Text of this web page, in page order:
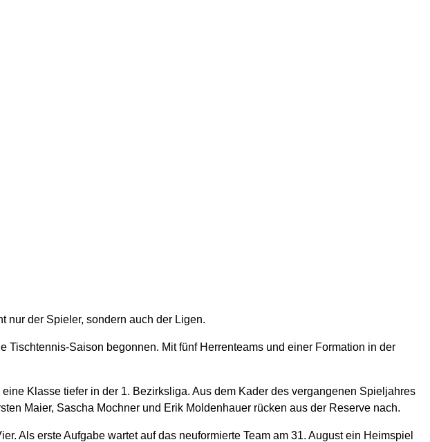
nur der Spieler, sondern auch der Ligen.
Saison begonnen. Mit fünf Herrenteams und einer Formation in der
Klasse tiefer in der 1. Bezirksliga. Aus dem Kader des vergangenen Spieljahres
Maier, Sascha Mochner und Erik Moldenhauer rücken aus der Reserve nach.
Als erste Aufgabe wartet auf das neuformierte Team am 31. August ein Heimspiel